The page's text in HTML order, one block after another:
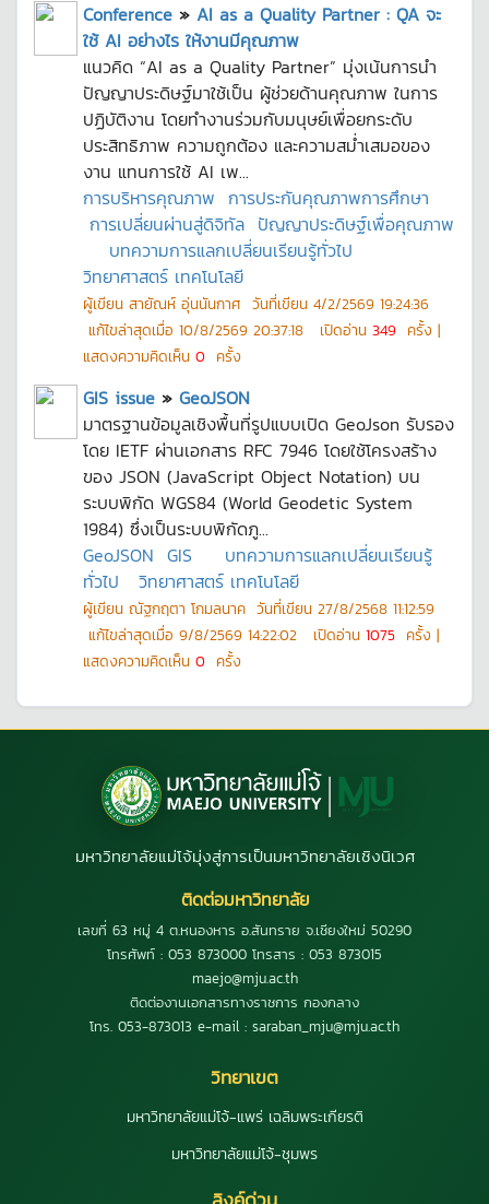
Conference » AI as a Quality Partner : QA จะ
ใช้ AI อย่างไร ให้งานมีคุณภาพ
แนวคิด “AI as a Quality Partner” มุ่งเน้นการนำ
ปัญญาประดิษฐ์มาใช้เป็น ผู้ช่วยด้านคุณภาพ ในการ
ปฏิบัติงาน โดยทำงานร่วมกับมนุษย์เพื่อยกระดับ
ประสิทธิภาพ ความถูกต้อง และความสม่ำเสมอของ
งาน แทนการใช้ AI เพ...
การบริหารคุณภาพ การประกันคุณภาพการศึกษา
การเปลี่ยนผ่านสู่ดิจิทัล ปัญญาประดิษฐ์เพื่อคุณภาพ
บทความการแลกเปลี่ยนเรียนรู้ทั่วไป
วิทยาศาสตร์ เทคโนโลยี
ผู้เขียน สายัณห์ อุ่นนันกาศ วันที่เขียน 4/2/2569 19:24:36
แก้ไขล่าสุดเมื่อ 10/8/2569 20:37:18 เปิดอ่าน 349 ครั้ง |
แสดงความคิดเห็น 0 ครั้ง
GIS issue » GeoJSON
มาตรฐานข้อมูลเชิงพื้นที่รูปแบบเปิด GeoJson รับรอง
โดย IETF ผ่านเอกสาร RFC 7946 โดยใช้โครงสร้าง
ของ JSON (JavaScript Object Notation) บน
ระบบพิกัด WGS84 (World Geodetic System
1984) ซึ่งเป็นระบบพิกัดภู...
GeoJSON GIS
บทความการแลกเปลี่ยนเรียนรู้
ทั่วไป
วิทยาศาสตร์ เทคโนโลยี
ผู้เขียน ณัฐกฤตา โกมลนาค วันที่เขียน 27/8/2568 11:12:59
แก้ไขล่าสุดเมื่อ 9/8/2569 14:22:02 เปิดอ่าน 1075 ครั้ง |
แสดงความคิดเห็น 0 ครั้ง
มหาวิทยาลัยแม่โจ้มุ่งสู่การเป็นมหาวิทยาลัยเชิงนิเวศ
ติดต่อมหาวิทยาลัย
เลขที่ 63 หมู่ 4 ต.หนองหาร อ.สันทราย จ.เชียงใหม่ 50290
โทรศัพท์ : 053 873000 โทรสาร : 053 873015
maejo@mju.ac.th
ติดต่องานเอกสารทางราชการ กองกลาง
โทร. 053-873013 e-mail : saraban_mju@mju.ac.th
วิทยาเขต
มหาวิทยาลัยแม่โจ้-แพร่ เฉลิมพระเกียรติ
มหาวิทยาลัยแม่โจ้-ชุมพร